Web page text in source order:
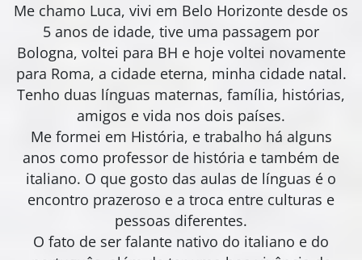
Me chamo Luca, vivi em Belo Horizonte desde os
5 anos de idade, tive uma passagem por
Bologna, voltei para BH e hoje voltei novamente
para Roma, a cidade eterna, minha cidade natal.
Tenho duas línguas maternas, família, histórias,
amigos e vida nos dois países.
Me formei em História, e trabalho há alguns
anos como professor de história e também de
italiano. O que gosto das aulas de línguas é o
encontro prazeroso e a troca entre culturas e
pessoas diferentes.
O fato de ser falante nativo do italiano e do